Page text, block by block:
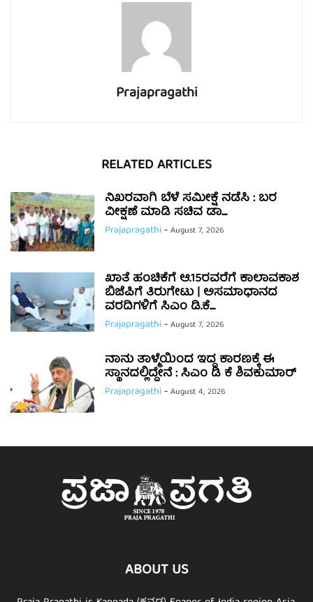
Prajapragathi
RELATED ARTICLES
ನಿಖರವಾಗಿ ಬೆಳೆ ಸಮೀಕ್ಷೆ ನಡೆಸಿ : ಬರ
ವೀಕ್ಷಣೆ ಮಾಡಿ ಸಚಿವ ಡಾ....
Prajapragathi-August 7, 2026
ಖಾತೆ ಹಂಚಿಕೆಗೆ ಆ.15ರವರೆಗೆ ಕಾಲಾವಕಾಶ
ಬಿಜೆಪಿಗೆ ತಿರುಗೇಟು | ಅಸಮಾಧಾನದ
ವರದಿಗಳಿಗೆ ಸಿಎಂ ಡಿ.ಕೆ....
Prajapragathi-August 7, 2026
ನಾನು ತಾಳ್ಮೆಯಿಂದ ಇದ್ದ ಕಾರಣಕ್ಕೆ ಈ
ಸ್ಥಾನದಲ್ಲಿದ್ದೇನೆ : ಸಿಎಂ ಡಿ ಕೆ ಶಿವಕುಮಾರ್
Prajapragathi-August 4, 2026
ABOUT US